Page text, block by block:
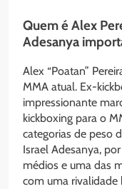
Quem é Alex
Adesanya
Alex “Poatan”
MMA atual. Ex-
impressionante
kickboxing para o
categorias de peso
Israel Adesanya,
médios e uma das
com uma rivalidade